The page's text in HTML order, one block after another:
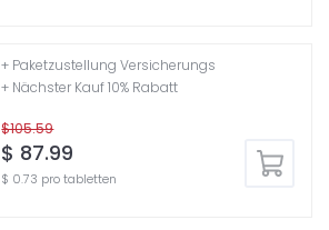
$105.59
$ 87.99
$ 0.73 pro tabletten
+ Paketzustellung Versicherungs
+ Nächster Kauf 10% Rabatt